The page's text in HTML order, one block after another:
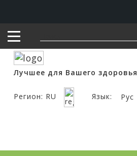
Лучшее для Вашего здоровья
Регион: RU Язык: Рус